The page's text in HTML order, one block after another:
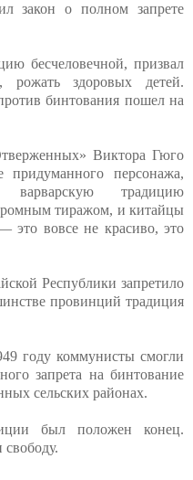
закон о полном запрете
бесчеловечной, призвал
рожать здоровых детей.
бинтования пошел на
Виктора Гюго
персонажа,
варварскую традицию
тиражом, и китайцы
это вовсе не красиво, это
Республики запретило
провинций традиция
году коммунисты смогли
запрета на бинтование
сельских районах.
был положен конец.